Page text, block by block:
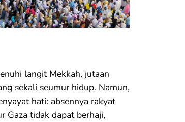
langit Mekkah, jutaan
sekali seumur hidup. Namun,
hati: absennya rakyat
Gaza tidak dapat berhaji,